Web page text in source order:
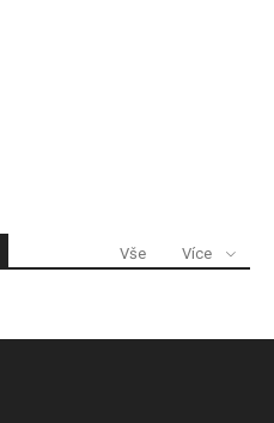
Vše Více